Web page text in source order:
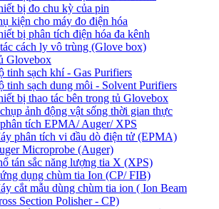
bị đo chu kỳ của pin
kiện cho máy đo điện hóa
bị phân tích điện hóa đa kênh
cách ly vô trùng (Glove box)
Glovebox
tinh sạch khí - Gas Purifiers
tinh sạch dung môi - Solvent Purifiers
bị thao tác bên trong tủ Glovebox
ảnh động vật sống thời gian thực
tích EPMA/ Auger/ XPS
phân tích vi đầu dò điện tử (EPMA)
Microprobe (Auger)
tán sắc năng lượng tia X (XPS)
dụng chùm tia Ion (CP/ FIB)
cắt mẫu dùng chùm tia ion ( Ion Beam
Section Polisher - CP)